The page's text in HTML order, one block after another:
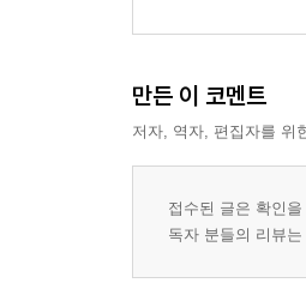
만든 이 코멘트
저자, 역자, 편집자를 위
접수된 글은 확인
독자 분들의 리뷰